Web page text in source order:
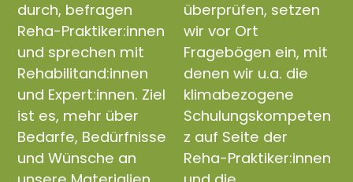
durch, befragen
Reha-Praktiker:innen
und sprechen mit
Rehabilitand:innen
und Expert:innen. Ziel
ist es, mehr über
Bedarfe, Bedürfnisse
und Wünsche an
überprüfen, setzen
wir vor Ort
Fragebögen ein, mit
denen wir u.a. die
klimabezogene
Schulungskompeten
z auf Seite der
Reha-Praktiker:innen